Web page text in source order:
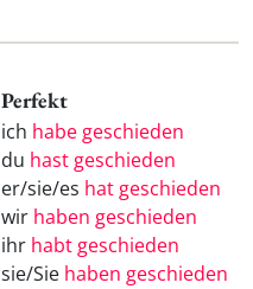
Perfekt
ich habe geschieden
du hast geschieden
er/sie/es hat geschieden
wir haben geschieden
ihr habt geschieden
sie/Sie haben geschieden